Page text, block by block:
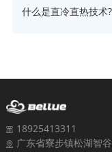
什么是直冷直热技术
18925413311
广东省寮步镇松湖智